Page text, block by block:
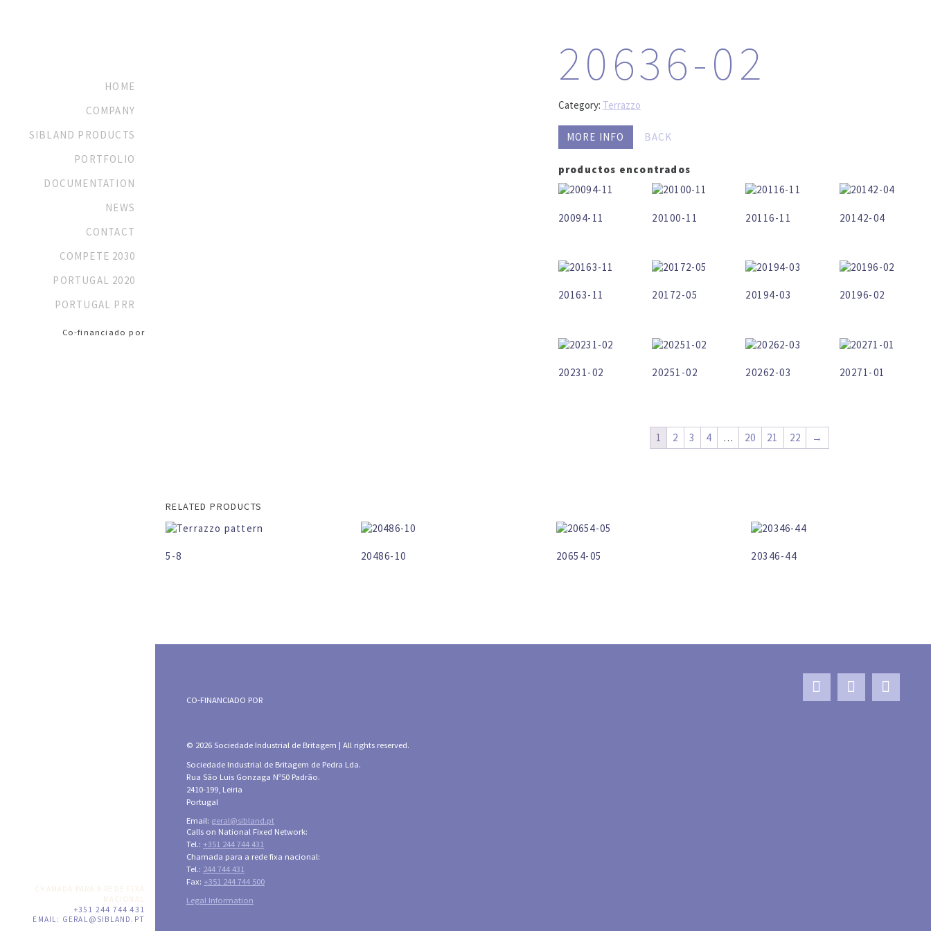
HOME
COMPANY
SIBLAND PRODUCTS
PORTFOLIO
DOCUMENTATION
NEWS
CONTACT
COMPETE 2030
PORTUGAL 2020
PORTUGAL PRR
Co-financiado por
CHAMADA PARA A REDE FIXA
NACIONAL
+351 244 744 431
EMAIL: GERAL@SIBLAND.PT
20636-02
Category: Terrazzo
MORE INFO BACK
productos encontrados
20094-11 20100-11 20116-11 20142-04
20163-11 20172-05 20194-03 20196-02
20231-02 20251-02 20262-03 20271-01
1 2 3 4 … 20 21 22 →
RELATED PRODUCTS
5-8 20486-10 20654-05 20346-44
CO-FINANCIADO POR
© 2026 Sociedade Industrial de Britagem | All rights reserved.
Sociedade Industrial de Britagem de Pedra Lda.
Rua São Luis Gonzaga Nº50 Padrão.
2410-199, Leiria
Portugal
Email: geral@sibland.pt
Calls on National Fixed Network:
Tel.: +351 244 744 431
Chamada para a rede fixa nacional:
Tel.: 244 744 431
Fax: +351 244 744 500
Legal Information